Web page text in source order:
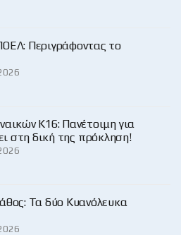
Περιγράφοντας το
Κ16: Πανέτοιμη για
στη δική της πρόκληση!
Τα δύο Κυανόλευκα